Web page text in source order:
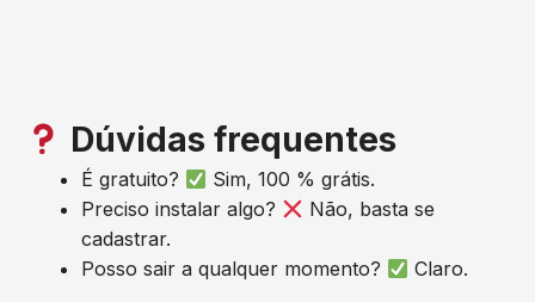
Dúvidas frequentes
É gratuito?
Sim, 100 % grátis.
Preciso instalar algo?
Não, basta se
cadastrar.
Posso sair a qualquer momento?
Claro.